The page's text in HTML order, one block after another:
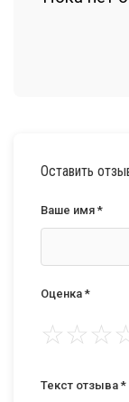
Оставить
Ваше имя *
Оценка *
☆☆☆
Текст отзыва *